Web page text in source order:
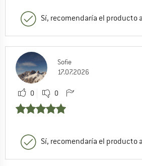
Sí, recomendaría el producto
Sofie
17.07.2026
0 0
Sí, recomendaría el producto